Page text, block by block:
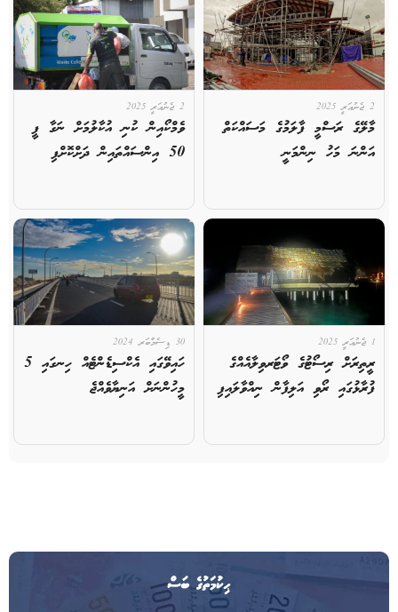
2 ޖެނުއަރީ 2025
މާލޭގެ ރަސްމީ ފާލަމުގެ މަސައްކަތް
އަންނަ މަހު ނިންމަނީ
2 ޖެނުއަރީ 2025
ވެމްކޯއިން ކުނި އުކާލުމަށް ނަގާ ފީ
50 އިންސައްތައިން ދަށްކޮށްފި
1 ޖެނުއަރީ 2025
ރީތިރަށް ރިސޯޓުގެ ވޯޓަރވިލާއެއްގެ
ފުރާޅުގައި ރޯވި އަލިފާން ނިއްވާލައިފި
30 ޑިސެމްބަރ 2024
ހައިވޭގައި އެކްސިޑެންޓެއް ހިނގައި 5
މީހުންނަށް އަނިޔާވެއްޖެ